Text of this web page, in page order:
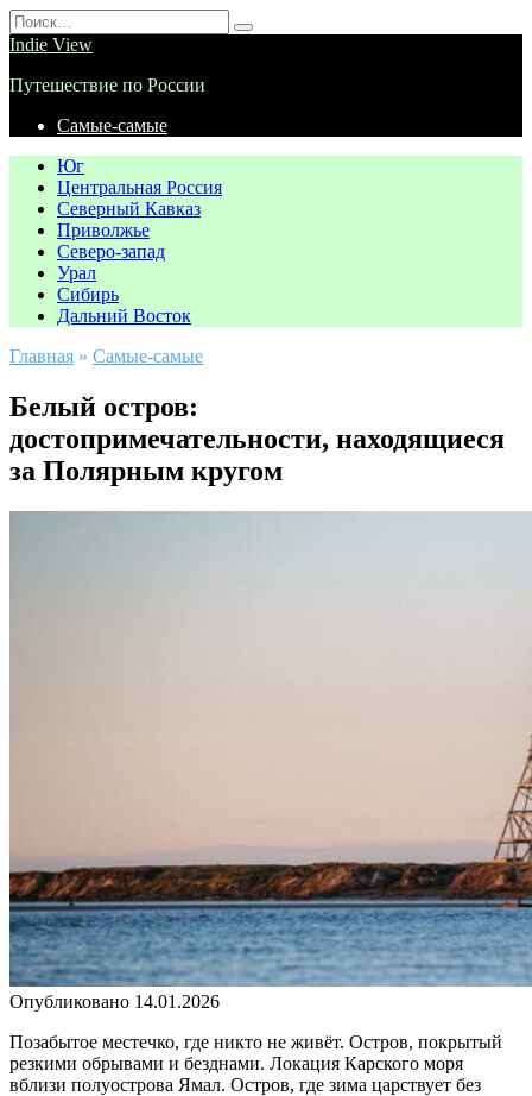
Перейти
к
Search
for:
Indie View
Путешествие по России
Самые-самые
Юг
Центральная Россия
Северный Кавказ
Приволжье
Северо-запад
Урал
Сибирь
Дальний Восток
Главная » Самые-самые
Белый остров:
достопримечательности, находящиеся
за Полярным кругом
Опубликовано 14.01.2026
Позабытое местечко, где никто не живёт. Остров, покрытый
резкими обрывами и безднами. Локация Карского моря
вблизи полуострова Ямал. Остров, где зима царствует без